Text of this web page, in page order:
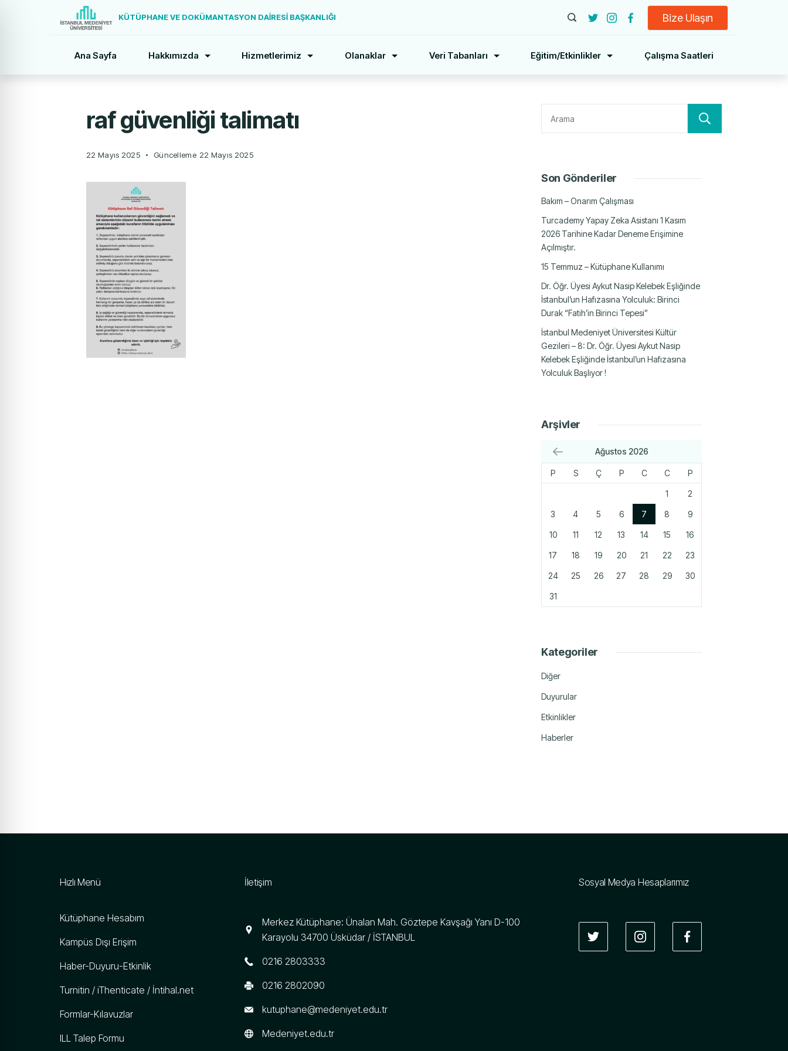
KÜTÜPHANE VE DOKÜMANTASYON DAİRESİ BAŞKANLIĞI Bize Ulaşın
Ana Sayfa Hakkımızda Hizmetlerimiz Olanaklar Veri Tabanları Eğitim/Etkinlikler Çalışma Saatleri
raf güvenliği talimatı
22 Mayıs 2025 Güncelleme 22 Mayıs 2025
Son Gönderiler
Bakım – Onarım Çalışması
Turcademy Yapay Zeka Asistanı 1 Kasım
2026 Tarihine Kadar Deneme Erişimine
Açılmıştır.
15 Temmuz – Kütüphane Kullanımı
Dr. Öğr. Üyesi Aykut Nasip Kelebek Eşliğinde
İstanbul’un Hafızasına Yolculuk: Birinci
Durak “Fatih’in Birinci Tepesi”
İstanbul Medeniyet Üniversitesi Kültür
Gezileri – 8: Dr. Öğr. Üyesi Aykut Nasip
Kelebek Eşliğinde İstanbul’un Hafızasına
Yolculuk Başlıyor !
Arşivler
Ağustos 2026
P S Ç P C C P
1 2
3 4 5 6 7 8 9
10 11 12 13 14 15 16
17 18 19 20 21 22 23
24 25 26 27 28 29 30
31
Kategoriler
Diğer
Duyurular
Etkinlikler
Haberler
Hızlı Menü
Kütüphane Hesabım
Kampüs Dışı Erişim
Haber-Duyuru-Etkinlik
Turnitin / iThenticate / İntihal.net
Formlar-Kılavuzlar
ILL Talep Formu
İletişim
Merkez Kütüphane: Ünalan Mah. Göztepe Kavşağı Yanı D-100
Karayolu 34700 Üsküdar / İSTANBUL
0216 2803333
0216 2802090
kutuphane@medeniyet.edu.tr
Medeniyet.edu.tr
Sosyal Medya Hesaplarımız